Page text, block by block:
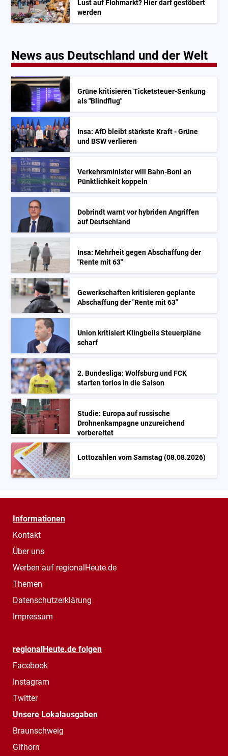
Lust auf Flohmarkt? Hier darf gestöbert
werden
News aus Deutschland und der Welt
Grüne kritisieren Ticketsteuer-Senkung
als "Blindflug"
Insa: AfD bleibt stärkste Kraft - Grüne
und BSW verlieren
Verkehrsminister will Bahn-Boni an
Pünktlichkeit koppeln
Dobrindt warnt vor hybriden Angriffen
auf Deutschland
Insa: Mehrheit gegen Abschaffung der
"Rente mit 63"
Gewerkschaften kritisieren geplante
Abschaffung der "Rente mit 63"
Union kritisiert Klingbeils Steuerpläne
scharf
2. Bundesliga: Wolfsburg und FCK
starten torlos in die Saison
Studie: Europa auf russische
Drohnenkampagne unzureichend
vorbereitet
Lottozahlen vom Samstag (08.08.2026)
Informationen
Kontakt
Über uns
Werben auf regionalHeute.de
Themen
Datenschutzerklärung
Impressum
regionalHeute.de folgen
Facebook
Instagram
Twitter
Unsere Lokalausgaben
Braunschweig
Gifhorn